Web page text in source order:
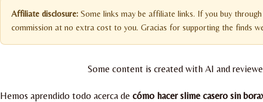
Affiliate disclosure: Some links may be affiliate links. If you buy
commission at no extra cost to you. Gracias for supporting the finds
Some content is created with AI and
Hemos aprendido todo acerca de cómo hacer slime casero sin